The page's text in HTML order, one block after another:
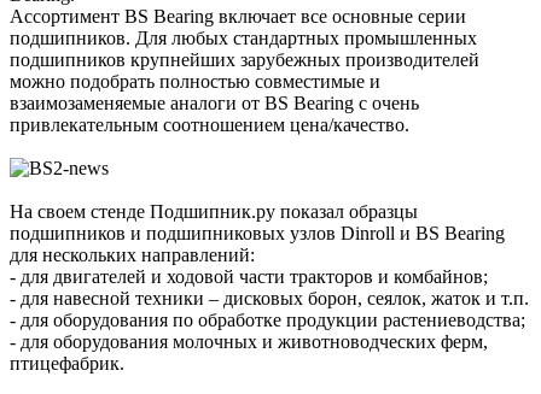
Ассортимент BS Bearing включает все основные серии
подшипников. Для любых стандартных промышленных
подшипников крупнейших зарубежных производителей
можно подобрать полностью совместимые и
взаимозаменяемые аналоги от BS Bearing с очень
привлекательным соотношением цена/качество.
На своем стенде Подшипник.ру показал образцы
подшипников и подшипниковых узлов Dinroll и BS Bearing
для нескольких направлений:
- для двигателей и ходовой части тракторов и комбайнов;
- для навесной техники – дисковых борон, сеялок, жаток и т.п.
- для оборудования по обработке продукции растениеводства;
- для оборудования молочных и животноводческих ферм,
птицефабрик.